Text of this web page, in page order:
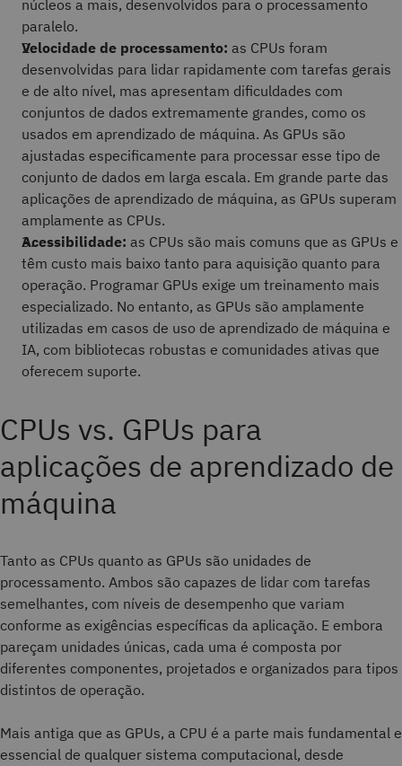
núcleos a mais, desenvolvidos para o processamento
paralelo.
Velocidade de processamento: as CPUs foram
desenvolvidas para lidar rapidamente com tarefas gerais
e de alto nível, mas apresentam dificuldades com
conjuntos de dados extremamente grandes, como os
usados em aprendizado de máquina. As GPUs são
ajustadas especificamente para processar esse tipo de
conjunto de dados em larga escala. Em grande parte das
aplicações de aprendizado de máquina, as GPUs superam
amplamente as CPUs.
Acessibilidade: as CPUs são mais comuns que as GPUs e
têm custo mais baixo tanto para aquisição quanto para
operação. Programar GPUs exige um treinamento mais
especializado. No entanto, as GPUs são amplamente
utilizadas em casos de uso de aprendizado de máquina e
IA, com bibliotecas robustas e comunidades ativas que
oferecem suporte.
CPUs vs. GPUs para
aplicações de aprendizado de
máquina
Tanto as CPUs quanto as GPUs são unidades de
processamento. Ambos são capazes de lidar com tarefas
semelhantes, com níveis de desempenho que variam
conforme as exigências específicas da aplicação. E embora
pareçam unidades únicas, cada uma é composta por
diferentes componentes, projetados e organizados para tipos
distintos de operação.
Mais antiga que as GPUs, a CPU é a parte mais fundamental e
essencial de qualquer sistema computacional, desde